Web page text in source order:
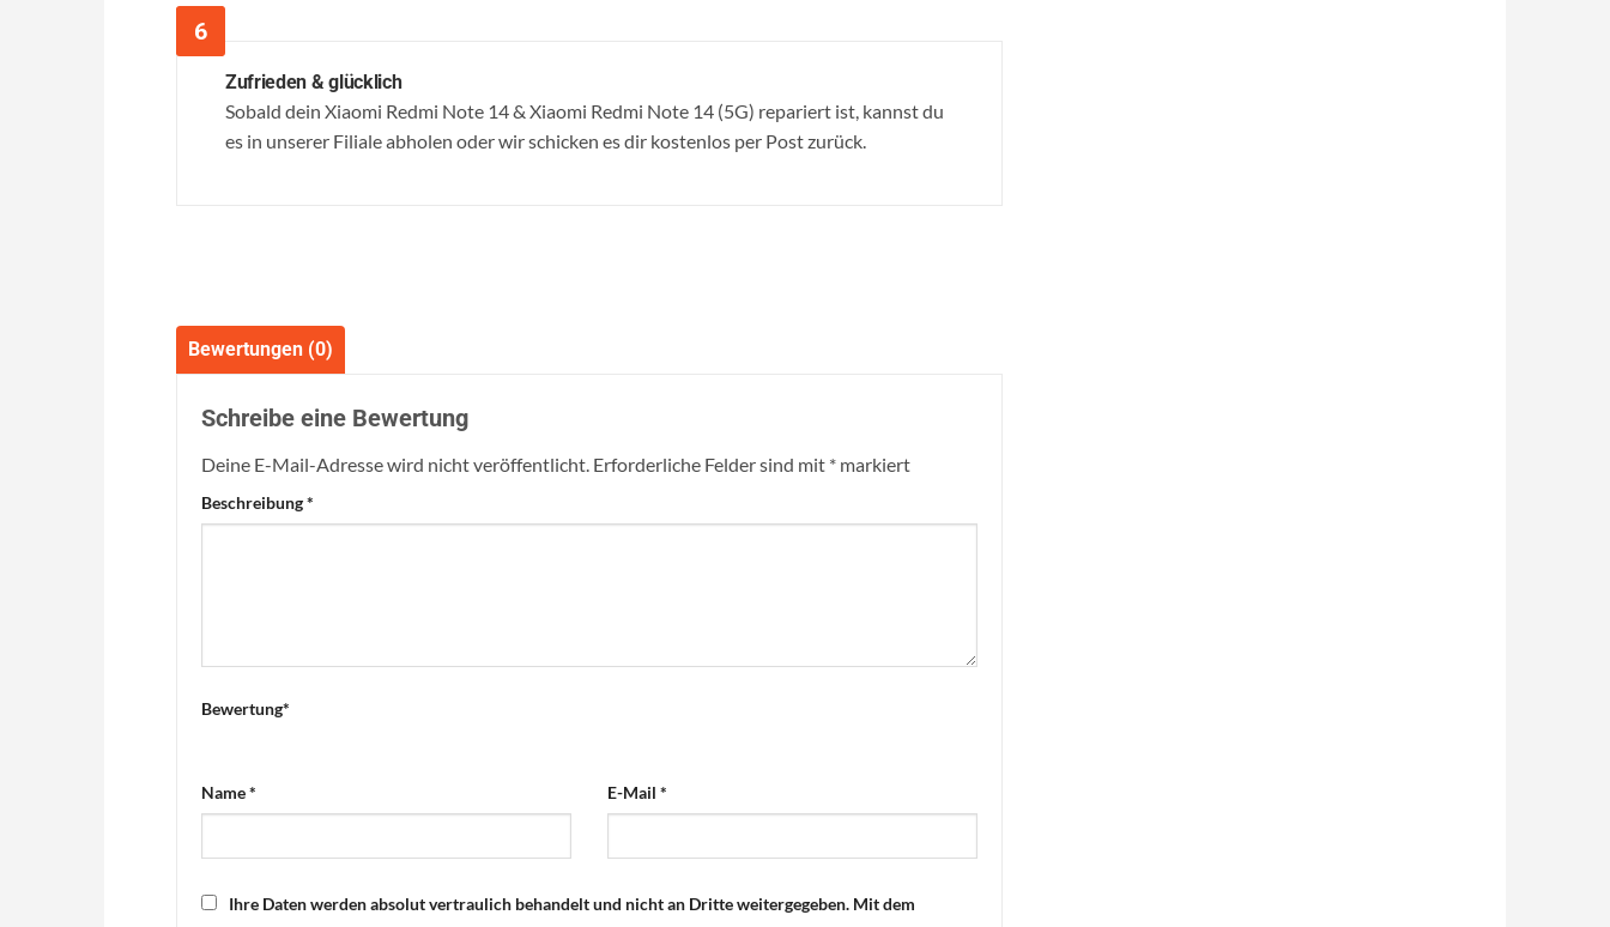
Zufrieden & glücklich
Sobald dein Xiaomi Redmi Note 14 & Xiaomi Redmi Note 14 (5G) repariert ist, kannst du
es in unserer Filiale abholen oder wir schicken es dir kostenlos per Post zurück.
Bewertungen (0)
Schreibe eine Bewertung
Deine E-Mail-Adresse wird nicht veröffentlicht. Erforderliche Felder sind mit * markiert
Beschreibung*
Bewertung*
Name* E-Mail *
Ihre Daten werden absolut vertraulich behandelt und nicht an Dritte weitergegeben. Mit dem